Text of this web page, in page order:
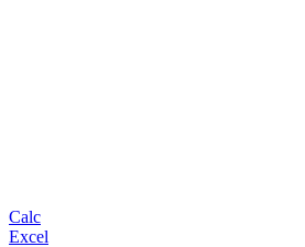
Calc
Excel